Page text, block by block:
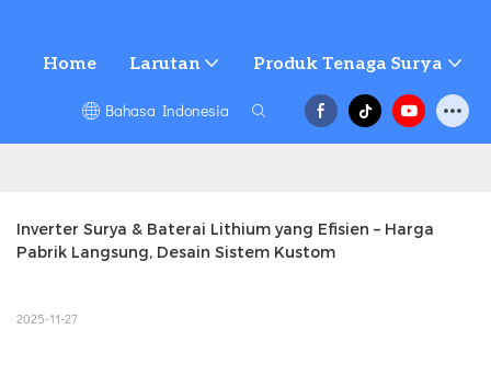
Home Larutan Produk Tenaga Surya
Bahasa Indonesia
Inverter Surya & Baterai Lithium yang Efisien – Harga
Pabrik Langsung, Desain Sistem Kustom
2025-11-27